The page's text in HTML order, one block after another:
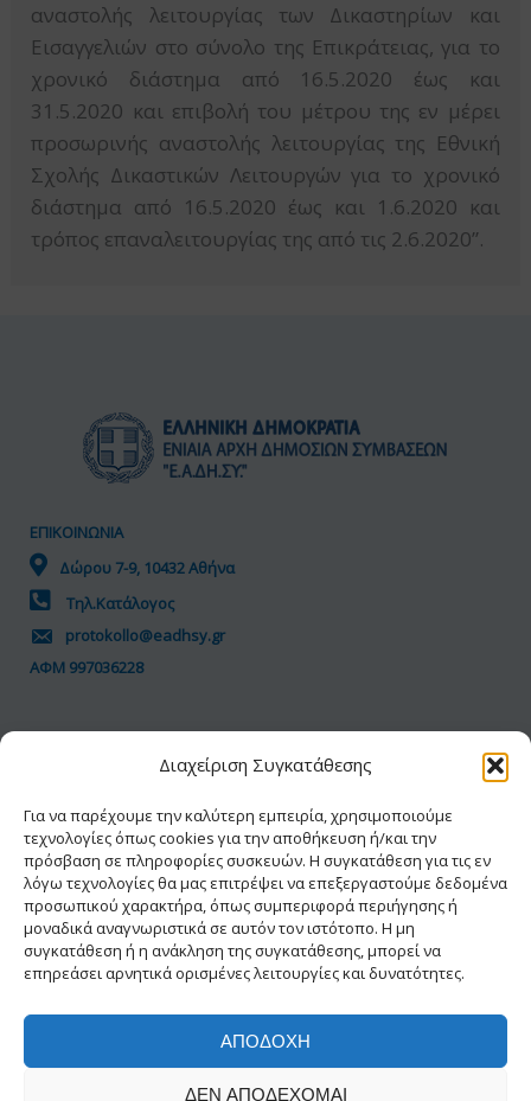
Διαχείριση Συγκατάθεσης
Για να παρέχουμε την καλύτερη εμπειρία, χρησιμοποιούμε
τεχνολογίες όπως cookies για την αποθήκευση ή/και την
πρόσβαση σε πληροφορίες συσκευών. Η συγκατάθεση για τις εν
λόγω τεχνολογίες θα μας επιτρέψει να επεξεργαστούμε δεδομένα
προσωπικού χαρακτήρα, όπως συμπεριφορά περιήγησης ή
μοναδικά αναγνωριστικά σε αυτόν τον ιστότοπο. Η μη
συγκατάθεση ή η ανάκληση της συγκατάθεσης, μπορεί να
επηρεάσει αρνητικά ορισμένες λειτουργίες και δυνατότητες.
ΑΠΟΔΟΧΉ
ΔΕΝ ΑΠΟΔΈΧΟΜΑΙ
αναστολής λειτουργίας των Δικαστηρίων και
Εισαγγελιών στο σύνολο της Επικράτειας, για το
χρονικό διάστημα από 16.5.2020 έως και
31.5.2020 και επιβολή του μέτρου της εν μέρει
προσωρινής αναστολής λειτουργίας της Εθνική
Σχολής Δικαστικών Λειτουργών για το χρονικό
διάστημα από 16.5.2020 έως και 1.6.2020 και
τρόπος επαναλειτουργίας της από τις 2.6.2020”.
ΕΠΙΚΟΙΝΩΝΙΑ
Δώρου 7-9, 10432 Αθήνα
Τηλ.Κατάλογος
protokollo@eadhsy.gr
ΑΦΜ 997036228
ΠΟΛΙΤΙΚΗ GDPR
Προσωπικά Δεδομένα
Πολιτική Cookies
Δήλωση Προσβασιμότητας
© 2026 ΕΑΔΗΣΥ® | Με την διαφύλαξη κάθε